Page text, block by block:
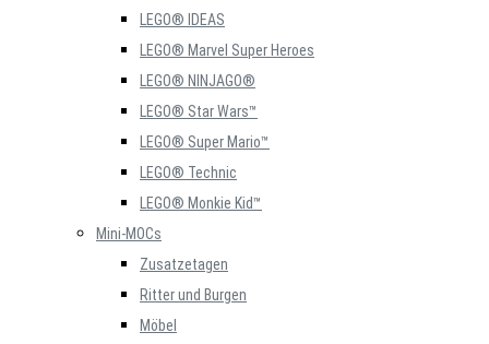
LEGO® IDEAS
LEGO® Marvel Super Heroes
LEGO® NINJAGO®
LEGO® Star Wars™
LEGO® Super Mario™
LEGO® Technic
LEGO® Monkie Kid™
Mini-MOCs
Zusatzetagen
Ritter und Burgen
Möbel